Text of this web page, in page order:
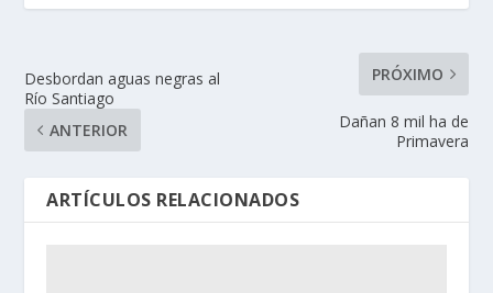
Desbordan aguas negras al
Río Santiago
ANTERIOR
PRÓXIMO
Dañan 8 mil ha de
Primavera
ARTÍCULOS RELACIONADOS